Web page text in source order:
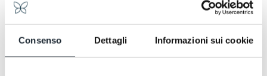
Consenso Dettagli Informazioni sui cookie